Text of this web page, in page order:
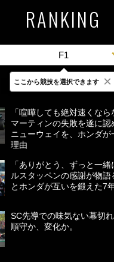
RANKING
F1
最新 24時間 週間
「喧嘩しても絶対速くな
マーティンの失敗を遂に認
ニューウェイを、ホンダが
理由
「ありがとう、ずっと一
ルスタッペンの感謝が物語
とホンダが互いを鍛えた7
SC先導での味気ない幕切
順守か、変化か。
ここから競技を選択できます ×